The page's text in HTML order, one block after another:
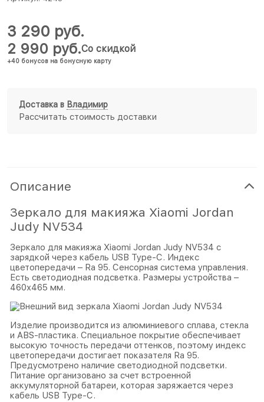
2 990 руб.
+40 бонусов на бонусную карту
Со скидкой
3 290 руб.
Доставка в Владимир
Рассчитать стоимость доставки
Описание
Зеркало для макияжа Xiaomi Jordan
Judy NV534
Зеркало для макияжа Xiaomi Jordan Judy NV534 с
зарядкой через кабель USB Type-C. Индекс
цветопередачи – Ra 95. Сенсорная система управления.
Есть светодиодная подсветка. Размеры устройства –
460х465 мм.
Изделие производится из алюминиевого сплава, стекла
и ABS-пластика. Специальное покрытие обеспечивает
высокую точность передачи оттенков, поэтому индекс
цветопередачи достигает показателя Ra 95.
Предусмотрено наличие светодиодной подсветки.
Питание организовано за счет встроенной
аккумуляторной батареи, которая заряжается через
кабель USB Type-C.